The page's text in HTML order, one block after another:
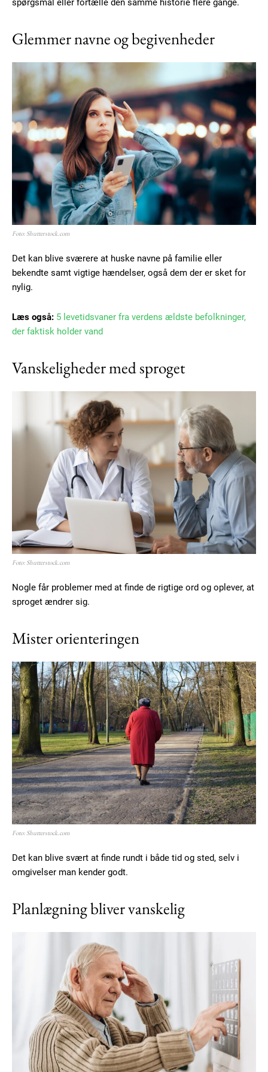
Subscription Plans
Free limited access
Gratis / forever
Etiam est nibh, lobortis sit
Praesent euismod ac
Ut mollis pellentesque tortor
Nullam eu erat condimentum
Donec quis est ac felis
Orci varius natoque dolor
spørgsmål eller fortælle den samme historie flere gange.
Glemmer navne og begivenheder
Foto: Shutterstock.com
Det kan blive sværere at huske navne på familie eller
bekendte samt vigtige hændelser, også dem der er sket for
nylig.
Læs også: 5 levetidsvaner fra verdens ældste befolkninger,
der faktisk holder vand
Vanskeligheder med sproget
Foto: Shutterstock.com
Nogle får problemer med at finde de rigtige ord og oplever, at
sproget ændrer sig.
Mister orienteringen
Foto: Shutterstock.com
Det kan blive svært at finde rundt i både tid og sted, selv i
omgivelser man kender godt.
Planlægning bliver vanskelig